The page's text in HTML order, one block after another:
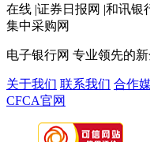
在线 |证券日报网 |和讯银
集中采购网
电子银行网 专业领先的
关于我们 联系我们 合作
CFCA官网